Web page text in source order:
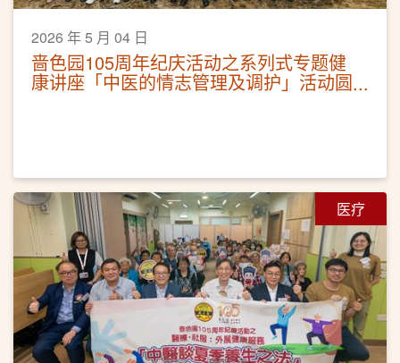
2026 年 5 月 04 日
啬色园105周年纪庆活动之系列式专题健
康讲座「中医的情志管理及调护」活动圆
医疗